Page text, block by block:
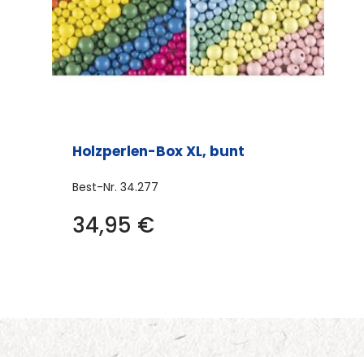
Holzperlen-Box XL, bunt
Best-Nr. 34.277
34,95 €
auf.